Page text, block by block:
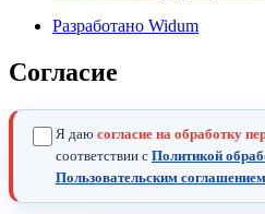
Разработано Widum
Согласие
Я даю согласие на обработку
соответствии с Политикой
Пользовательским соглашением